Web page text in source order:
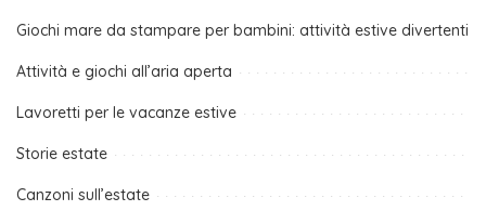
Giochi mare da stampare per bambini: attività estive divertenti
Attività e giochi all’aria aperta
Lavoretti per le vacanze estive
Storie estate
Canzoni sull’estate